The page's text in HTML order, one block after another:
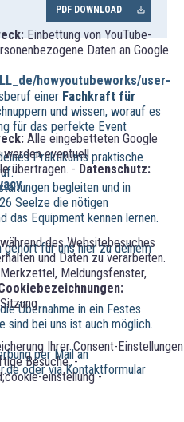
Einbettung von YouTube-
Daten an Google
howyoutubeworks/user-
Alle eingebetteten Google
werden eventuell
übertragen. - Datenschutz:
des Websitebesuches
und Daten zu verarbeiten.
Meldungsfenster,
Sitzung
Ihrer Consent-Einstellungen
Besuche. -
einstellung -
PDF DOWNLOAD
einer Fachkraft für
und wissen, worauf es
für das perfekte Event
Praktikums praktische
begleiten und in
Seelze die nötigen
das Equipment kennen lernen.
für uns hier zu deinem
Übernahme in ein Festes
sind bei uns ist auch möglich.
per Mail an
oder via Kontaktformular